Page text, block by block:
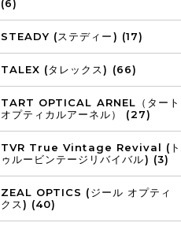
(6)
STEADY (ステディー) (17)
TALEX (タレックス) (66)
TART OPTICAL ARNEL（タート
オプティカルアーネル） (27)
TVR True Vintage Revival (ト
ゥルービンテージリバイバル) (3)
ZEAL OPTICS (ジール オプティ
クス) (40)